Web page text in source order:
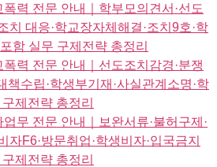
력 전문 안내｜학부모의견서·선도
치 대응·학교장자체해결·조치9호·학
함 실무 구제전략 총정리
력 전문 안내｜선도조치감경·분쟁
책수립·학생부기재·사실관계소명·학
제전략 총정리
무 전문 안내｜보완서류·불허구제·
자F6·방문취업·학생비자·입국금지
제전략 총정리